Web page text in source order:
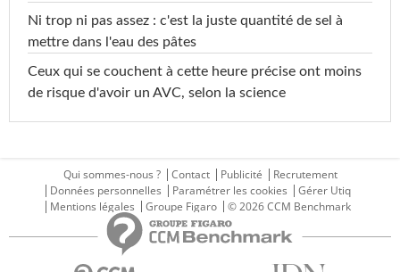
Ni trop ni pas assez : c'est la juste quantité de sel à
mettre dans l'eau des pâtes
Ceux qui se couchent à cette heure précise ont moins
de risque d'avoir un AVC, selon la science
Qui sommes-nous ? Contact Publicité
Recrutement
Données personnelles
Paramétrer les cookies
Gérer Utiq
Mentions légales
Groupe Figaro © 2026 CCM Benchmark